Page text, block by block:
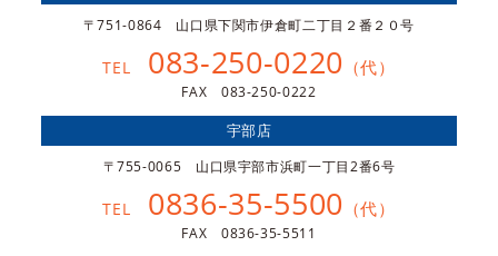
〒751-0864 山口県下関市伊倉町二丁目２番２０号
TEL 083-250-0220 （代）
FAX 083-250-0222
宇部店
〒755-0065 山口県宇部市浜町一丁目2番6号
TEL 0836-35-5500 （代）
FAX 0836-35-5511